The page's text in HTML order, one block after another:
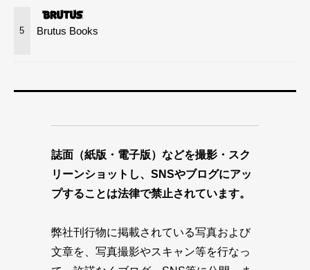
5 Brutus Books
誌面（紙版・電子版）などを撮影・スク
リーンショットし、SNSやブログにアッ
プすることは法律で禁止されています。
弊社刊行物に掲載されている写真および
文章を、写真撮影やスキャン等を行なっ